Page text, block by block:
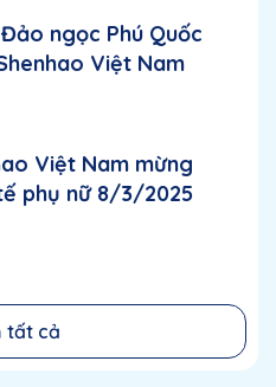
and SMD
ngọc Phú Quốc
Việt Nam
Việt Nam mừng
phụ nữ 8/3/2025
tất cả